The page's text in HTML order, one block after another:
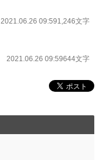
2021.06.26 09:591,246文字
2021.06.26 09:59644文字